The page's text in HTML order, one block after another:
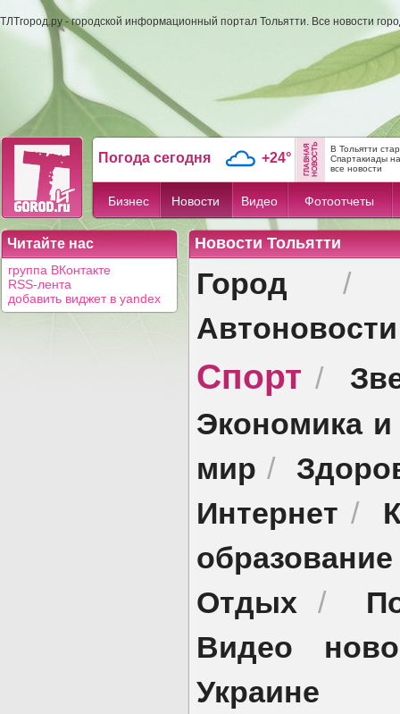
ТЛТгород.ру - городской информационный портал Тольятти. Все новости
Погода сегодня +24°
В Тольятти
Спартакиады
все новости
Бизнес Новости Видео Фотоотчеты
Читайте нас
группа ВКонтакте
RSS-лента
добавить виджет в yandex
Новости Тольятти
Город
Автоновости
Спорт /
Экономика
мир /
Интернет /
образование
Отдых /
Видео
Украине